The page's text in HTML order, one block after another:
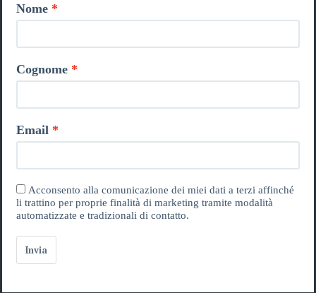
Nome
Cognome
Email
Acconsento alla comunicazione dei miei dati a terzi affinché
li trattino per proprie finalità di marketing tramite modalità
automatizzate e tradizionali di contatto.
Invia